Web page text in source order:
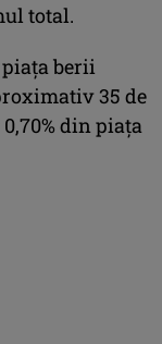
total.
berii
35 de
din piața